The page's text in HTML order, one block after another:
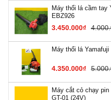
Máy thổi lá cầm tay
EBZ926
3.450.000₫
Máy thổi lá Yamafuji
4.350.000₫
Máy cắt cỏ chạy pin
GT-01 (24V)